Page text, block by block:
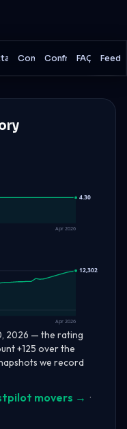
ContoConfronto
FAQ
4.30
Apr 2026
12,302
Apr 2026
2026 — the rating
+125 over the
we record
movers → ·